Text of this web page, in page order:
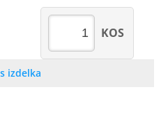
KOS
izdelka